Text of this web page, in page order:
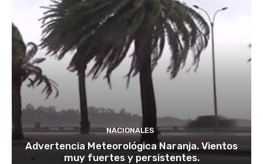
NACIONALES
Advertencia Meteorológica Naranja. Vientos
muy fuertes y persistentes.